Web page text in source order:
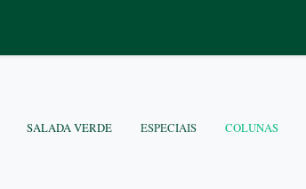
SALADA VERDE ESPECIAIS COLUNAS